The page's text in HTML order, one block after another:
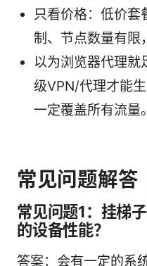
只看价格：低价套
制、节点数量有限
以为浏览器代理就
级VPN/代理才能
一定覆盖所有流量。
常见问题解答
常见问题1：挂梯
的设备性能？
答案：会有一定的系